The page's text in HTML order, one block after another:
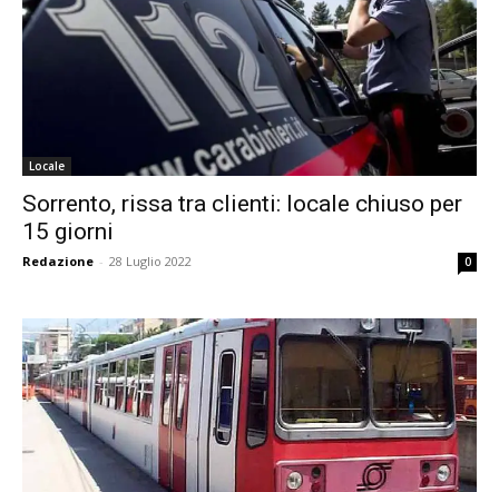
Locale
Sorrento, rissa tra clienti: locale chiuso per
15 giorni
Redazione - 28 Luglio 2022 0